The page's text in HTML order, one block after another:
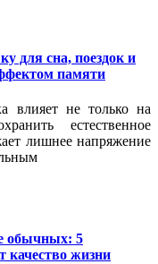
для сна, поездок и
памяти
влияет не только на
естественное
лишнее напряжение
обычных: 5
жизни